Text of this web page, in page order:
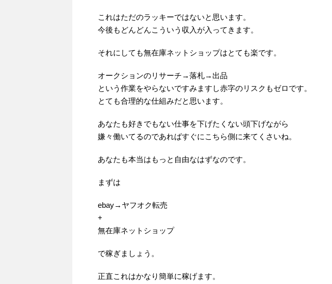
これはただのラッキーではないと思います。
今後もどんどんこういう収入が入ってきます。
それにしても無在庫ネットショップはとても楽です。
オークションのリサーチ→落札→出品
という作業をやらないですみますし赤字のリスクもゼロです。
とても合理的な仕組みだと思います。
あなたも好きでもない仕事を下げたくない頭下げながら
嫌々働いてるのであればすぐにこちら側に来てくさいね。
あなたも本当はもっと自由なはずなのです。
まずは
ebay→ヤフオク転売
+
無在庫ネットショップ
で稼ぎましょう。
正直これはかなり簡単に稼げます。